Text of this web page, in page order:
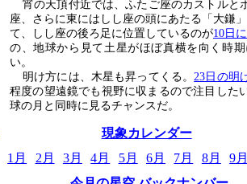
宵の天頂付近では、ふたご座のカストルと
座、さらに東にはしし座の頭にあたる「大鎌
て、しし座の後ろ足に位置しているのが10日
の、地球から見て土星がほぼ真横を向く時
い。
明け方には、木星も昇ってくる。 23日の明
程度の望遠鏡でも視野に収まるので注目した
球の月と同時に見るチャンスだ。
現象カレンダー
1月 2月 3月 4月 5月 6月 7月 8月 9月